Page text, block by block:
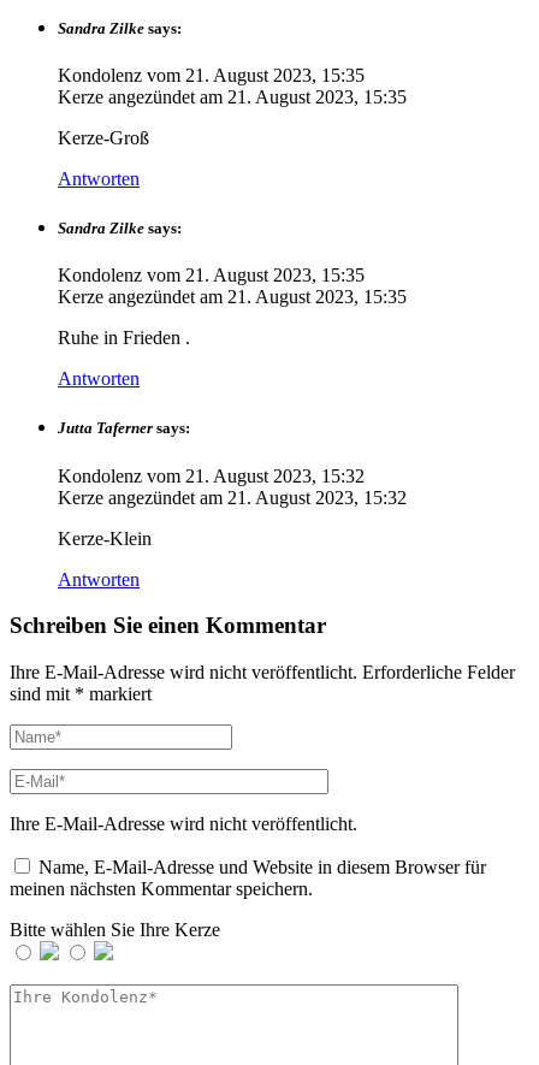
Sandra Zilke says:
Kondolenz vom 21. August 2023, 15:35
Kerze angezündet am 21. August 2023, 15:35
Kerze-Groß
Antworten
Sandra Zilke says:
Kondolenz vom 21. August 2023, 15:35
Kerze angezündet am 21. August 2023, 15:35
Ruhe in Frieden .
Antworten
Jutta Taferner says:
Kondolenz vom 21. August 2023, 15:32
Kerze angezündet am 21. August 2023, 15:32
Kerze-Klein
Antworten
Schreiben Sie einen Kommentar
Ihre E-Mail-Adresse wird nicht veröffentlicht. Erforderliche Felder
sind mit * markiert
Ihre E-Mail-Adresse wird nicht veröffentlicht.
Name, E-Mail-Adresse und Website in diesem Browser für
meinen nächsten Kommentar speichern.
Bitte wählen Sie Ihre Kerze